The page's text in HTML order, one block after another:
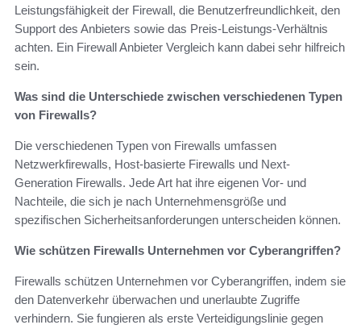
Leistungsfähigkeit der Firewall, die Benutzerfreundlichkeit, den
Support des Anbieters sowie das Preis-Leistungs-Verhältnis
achten. Ein Firewall Anbieter Vergleich kann dabei sehr hilfreich
sein.
Was sind die Unterschiede zwischen verschiedenen Typen
von Firewalls?
Die verschiedenen Typen von Firewalls umfassen
Netzwerkfirewalls, Host-basierte Firewalls und Next-
Generation Firewalls. Jede Art hat ihre eigenen Vor- und
Nachteile, die sich je nach Unternehmensgröße und
spezifischen Sicherheitsanforderungen unterscheiden können.
Wie schützen Firewalls Unternehmen vor Cyberangriffen?
Firewalls schützen Unternehmen vor Cyberangriffen, indem sie
den Datenverkehr überwachen und unerlaubte Zugriffe
verhindern. Sie fungieren als erste Verteidigungslinie gegen